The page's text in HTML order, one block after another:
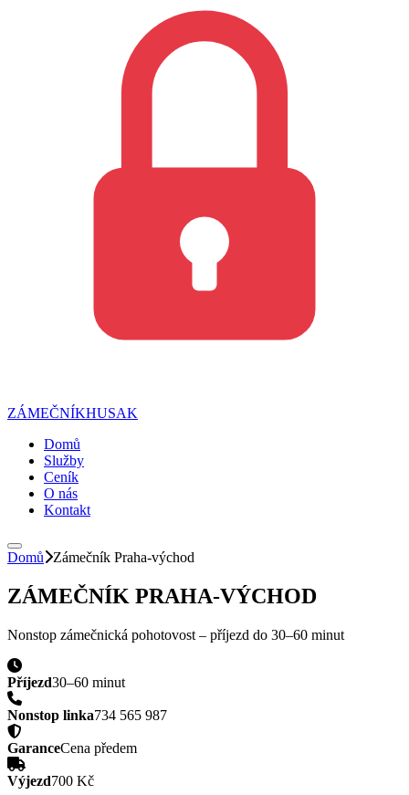
ZÁMEČNÍKHUSAK
Domů
Služby
Ceník
O nás
Kontakt
Domů Zámečník Praha-východ
ZÁMEČNÍK PRAHA-VÝCHOD
Nonstop zámečnická pohotovost – příjezd do 30–60 minut
Příjezd30–60 minut
Nonstop linka734 565 987
GaranceCena předem
Výjezd700 Kč